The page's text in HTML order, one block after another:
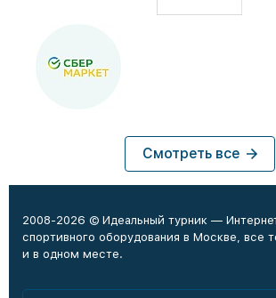
Смотреть все
2008-2026 © Идеальный турник —
спортивного оборудования в Москве, все
и в одном месте.